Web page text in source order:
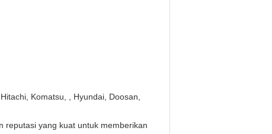
Komatsu, , Hyundai, Doosan,
reputasi yang kuat untuk memberikan